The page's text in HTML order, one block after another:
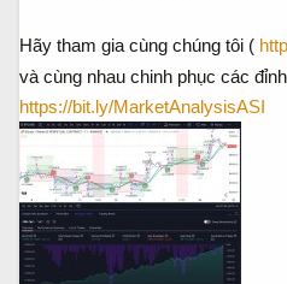
Hãy tham gia cùng chúng tôi (
và cùng nhau chinh phục các
https://bit.ly/MarketAnalysisASI